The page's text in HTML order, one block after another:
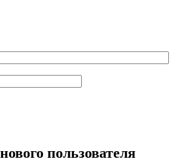
пользователя